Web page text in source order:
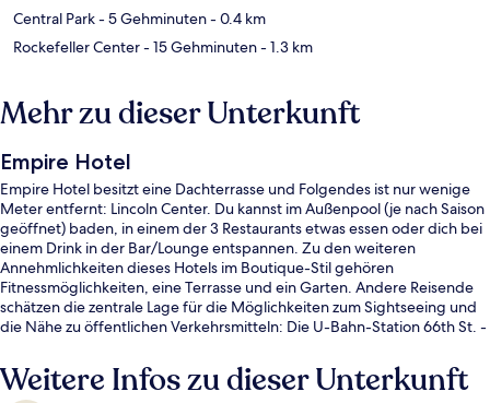
Central Park- 5 Gehminuten- 0.4 km
Rockefeller Center- 15 Gehminuten- 1.3 km
Mehr zu dieser Unterkunft
Empire Hotel
Empire Hotel besitzt eine Dachterrasse und Folgendes ist nur wenige
Meter entfernt: Lincoln Center. Du kannst im Außenpool (je nach Saison
geöffnet) baden, in einem der 3 Restaurants etwas essen oder dich bei
einem Drink in der Bar/Lounge entspannen. Zu den weiteren
Annehmlichkeiten dieses Hotels im Boutique-Stil gehören
Fitnessmöglichkeiten, eine Terrasse und ein Garten. Andere Reisende
schätzen die zentrale Lage für die Möglichkeiten zum Sightseeing und
die Nähe zu öffentlichen Verkehrsmitteln: Die U-Bahn-Station 66th St. -
Columbus Circle ist 3 Gehminuten entfernt.
Weitere Infos zu dieser Unterkunft